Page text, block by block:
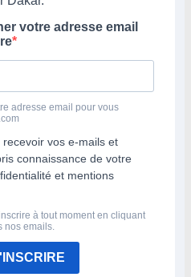
votre adresse email
adresse email pour vous
vos e-mails et
connaissance de votre
et mentions
à tout moment en cliquant
nos emails.